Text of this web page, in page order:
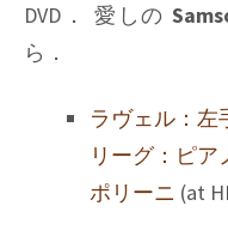
DVD． 愛しの
ら．
ラヴェル：左
リーグ：ピ
ポリーニ (at